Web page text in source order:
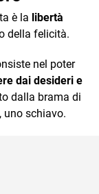
è la libertà
della felicità.
nel poter
dai desideri e
dalla brama di
uno schiavo.